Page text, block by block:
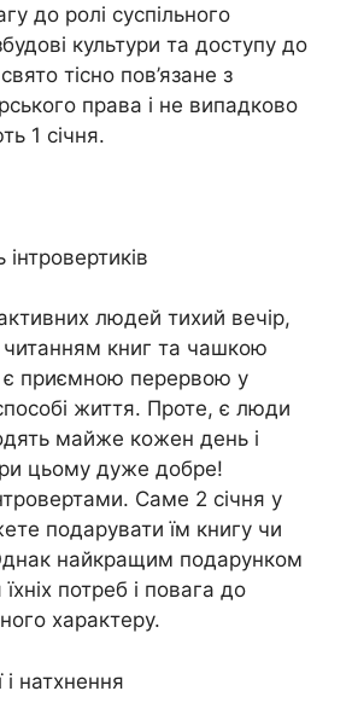
до ролі суспільного
культури та доступу до
тісно пов’язане з
права і не випадково
1 січня.
інтровертиків
людей тихий вечір,
книг та чашкою
приємною перервою у
життя. Проте, є люди
майже кожен день і
цьому дуже добре!
Саме 2 січня у
подарувати їм книгу чи
найкращим подарунком
потреб і повага до
характеру.
натхнення